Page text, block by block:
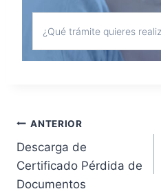
Navegación
de
ANTERIOR
Descarga de
Certificado Pérdida de
Documentos